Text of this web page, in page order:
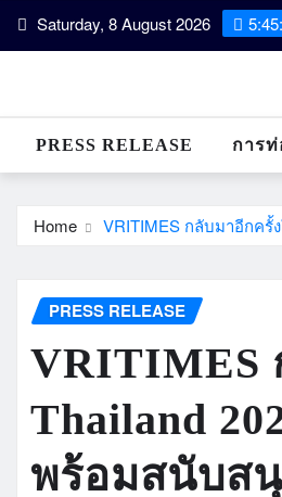
Skip Saturday, 8 August 2026
PRESS RELEASE การท่
Home VRITIMES กลับมาอีกครั้
PRESS RELEASE
VRITIMES
Thailand
พร้อมสนับส